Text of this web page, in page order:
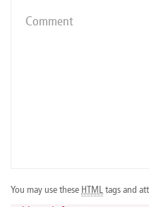
You may use these HTMLtags and